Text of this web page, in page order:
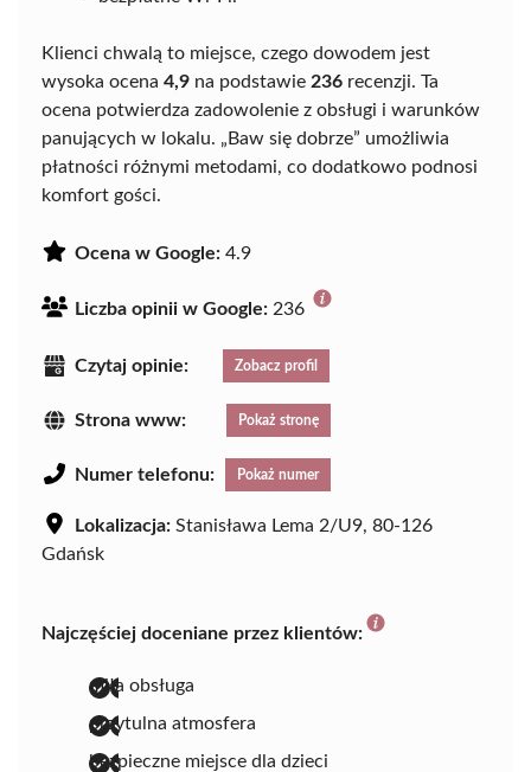
Klienci chwalą to miejsce, czego dowodem jest
wysoka ocena 4,9 na podstawie 236 recenzji. Ta
ocena potwierdza zadowolenie z obsługi i warunków
panujących w lokalu. „Baw się dobrze” umożliwia
płatności różnymi metodami, co dodatkowo podnosi
komfort gości.
Ocena w Google: 4.9
Liczba opinii w Google: 236
Czytaj opinie: Zobacz profil
Strona www: Pokaż stronę
Numer telefonu: Pokaż numer
Lokalizacja: Stanisława Lema 2/U9, 80-126
Gdańsk
Najczęściej doceniane przez klientów:
miła obsługa
przytulna atmosfera
bezpieczne miejsce dla dzieci